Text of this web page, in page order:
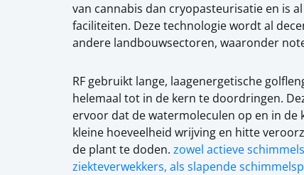
van cannabis dan cryopasteurisatie en is
faciliteiten. Deze technologie wordt al
andere landbouwsectoren, waaronder
RF gebruikt lange, laagenergetische
helemaal tot in de kern te doordringen.
ervoor dat de watermoleculen op en in de
kleine hoeveelheid wrijving en hitte
de plant te doden. zowel actieve
ziekteverwekkers, als slapende